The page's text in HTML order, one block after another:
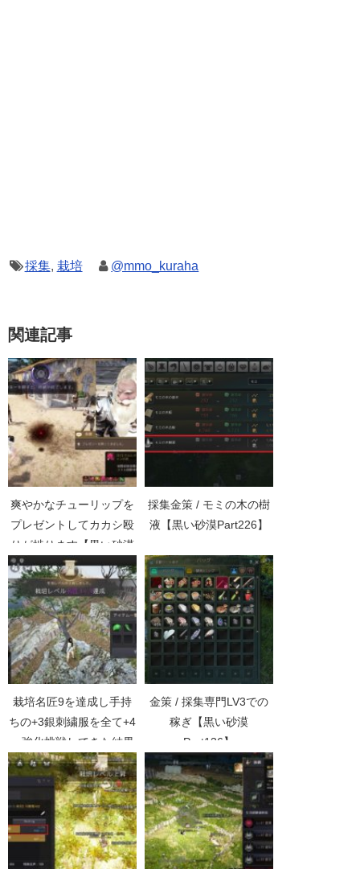
採集, 栽培 @mmo_kuraha
関連記事
爽やかなチューリップを
プレゼントしてカカシ殴
りが捗ります【黒い砂漠
Part3908】
採集金策 / モミの木の樹
液【黒い砂漠Part226】
栽培名匠9を達成し手持
ちの+3銀刺繍服を全て+4
へ強化挑戦してきた結果
【黒い砂漠Part3402】
金策 / 採集専門LV3での
稼ぎ【黒い砂漠
Part136】